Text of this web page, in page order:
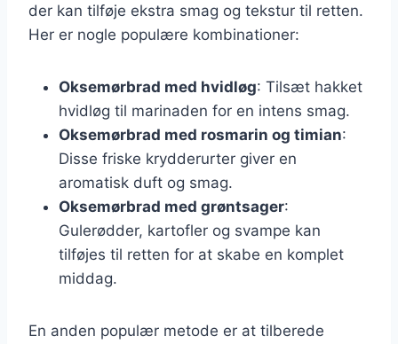
der kan tilføje ekstra smag og tekstur til retten.
Her er nogle populære kombinationer:
Oksemørbrad med hvidløg: Tilsæt hakket
hvidløg til marinaden for en intens smag.
Oksemørbrad med rosmarin og timian:
Disse friske krydderurter giver en
aromatisk duft og smag.
Oksemørbrad med grøntsager:
Gulerødder, kartofler og svampe kan
tilføjes til retten for at skabe en komplet
middag.
En anden populær metode er at tilberede